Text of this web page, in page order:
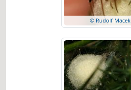
© Rudolf Macek